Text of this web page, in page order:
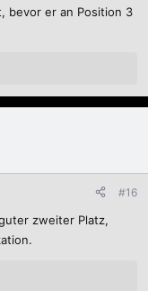
bevor er an Position 3
#16
zweiter Platz,